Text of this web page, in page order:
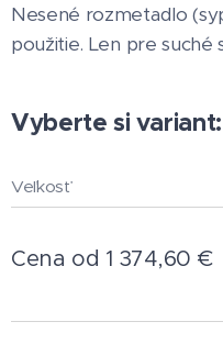
Nesené rozmetadlo
použitie. Len pre suché
Vyberte si variant:
Veľkosť
Cena od 1 374,60 €